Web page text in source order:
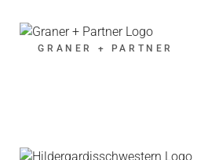
GRANER + PARTNER